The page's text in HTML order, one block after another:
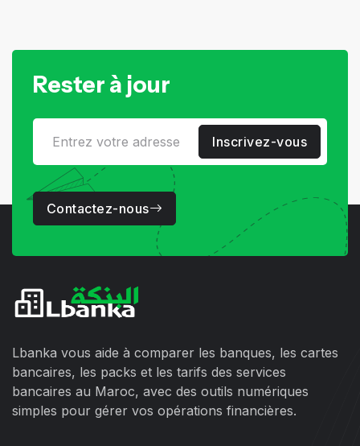
Rester à jour
Inscrivez-vous
Contactez-nous
Lbanka vous aide à comparer les banques, les cartes
bancaires, les packs et les tarifs des services
bancaires au Maroc, avec des outils numériques
simples pour gérer vos opérations financières.